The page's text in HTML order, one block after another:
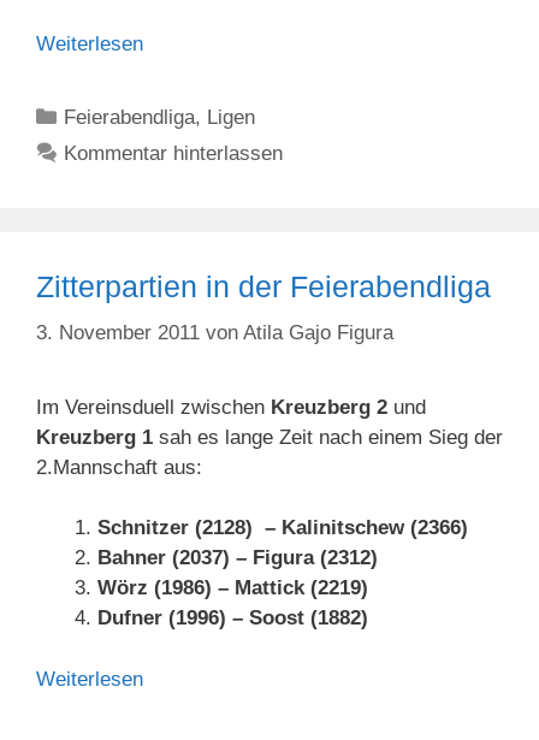
Weiterlesen
Kategorien
Feierabendliga, Ligen
Kommentar hinterlassen
Zitterpartien in der Feierabendliga
3. November 2011 von Atila Gajo Figura
Im Vereinsduell zwischen Kreuzberg 2 und
Kreuzberg 1 sah es lange Zeit nach einem Sieg der
2.Mannschaft aus:
Schnitzer (2128) – Kalinitschew (2366)
Bahner (2037) – Figura (2312)
Wörz (1986) – Mattick (2219)
Dufner (1996) – Soost (1882)
Weiterlesen